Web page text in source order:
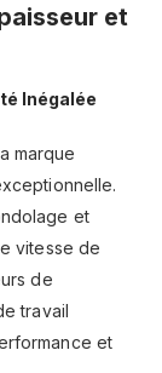
et
Inégalée
marque
et
vitesse de
de
travail
et